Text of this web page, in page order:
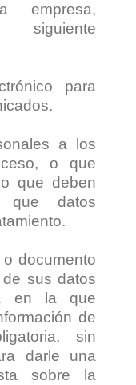
empresa,
siguiente
para
a los
o que
que deben
datos
documento
sus datos
en la que
de
sin
darle una
sobre la